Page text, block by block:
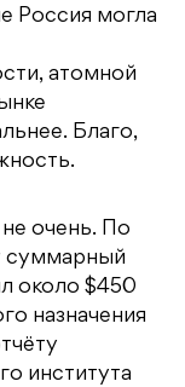
Россия могла
атомной
Благо,
очень. По
суммарный
около $450
назначения
института